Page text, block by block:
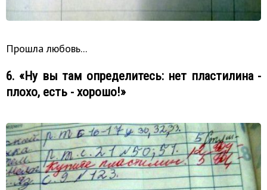
Прошла любовь...
6. «Ну вы там определитесь: нет пластилина -
плохо, есть - хорошо!»